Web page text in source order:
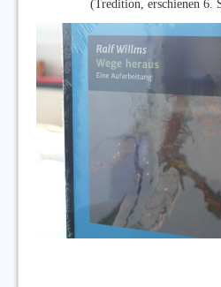
(Tredition, erschienen 6.